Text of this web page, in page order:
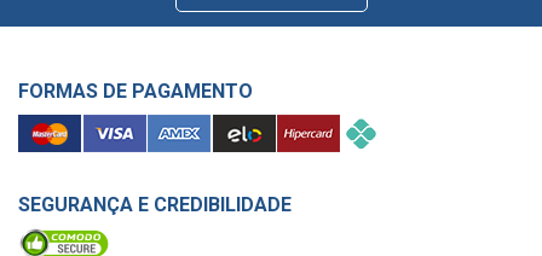
FORMAS DE PAGAMENTO
SEGURANÇA E CREDIBILIDADE